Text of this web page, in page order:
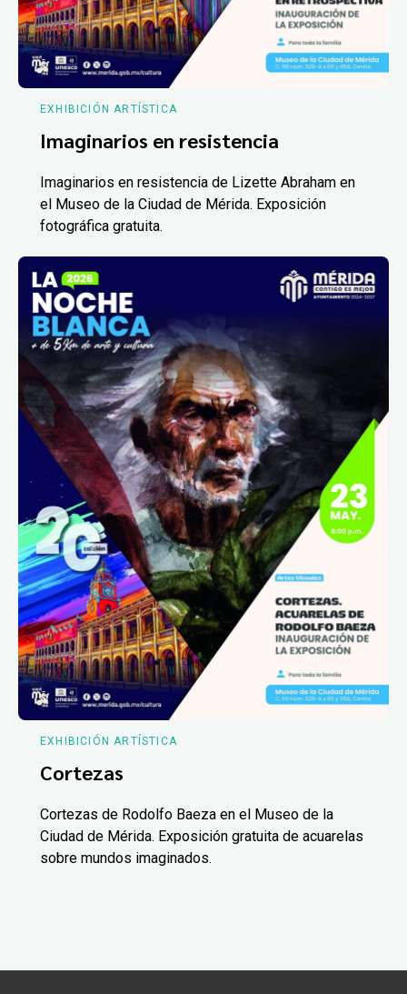
EXHIBICIÓN ARTÍSTICA
Imaginarios en resistencia
Imaginarios en resistencia de Lizette Abraham en
el Museo de la Ciudad de Mérida. Exposición
fotográfica gratuita.
EXHIBICIÓN ARTÍSTICA
Cortezas
Cortezas de Rodolfo Baeza en el Museo de la
Ciudad de Mérida. Exposición gratuita de acuarelas
sobre mundos imaginados.